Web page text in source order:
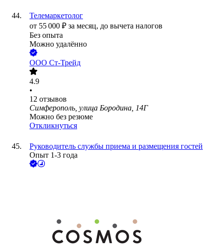
Телемаркетолог
от 55 000 ₽ за месяц, до вычета налогов
Без опыта
Можно удалённо
ООО Ст-Трейд
4.9
•
12 отзывов
Симферополь, улица Бородина, 14Г
Можно без резюме
Откликнуться
Руководитель службы приема и размещения гостей
Опыт 1-3 года